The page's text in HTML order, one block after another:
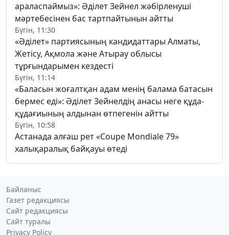
араласпаймыз»: Әділет Зейнел жәбірленуші
мәртебесінен бас тартпайтынын айтты
Бүгін, 11:30
«Әділет» партиясының кандидаттары Алматы,
Жетісу, Ақмола және Атырау облысы
тұрғындарымен кездесті
Бүгін, 11:14
«Баласын жоғалтқан адам менің балама батасын
бермес еді»: Әділет Зейнелдің анасы неге құда-
құдағиының алдынан өтпегенін айтты
Бүгін, 10:58
Астанада алғаш рет «Coupe Mondiale 79»
халықаралық байқауы өтеді
Байланыс
Газет редакциясы
Сайт редакциясы
Сайт туралы
Privacy Policy